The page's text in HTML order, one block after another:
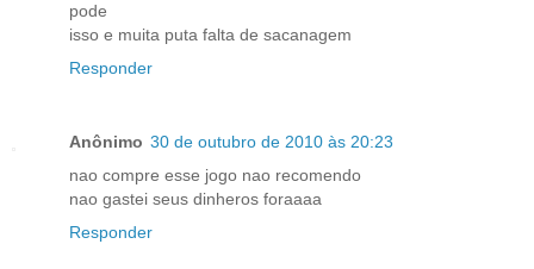
pode
isso e muita puta falta de sacanagem
Responder
Anônimo 30 de outubro de 2010 às 20:23
nao compre esse jogo nao recomendo
nao gastei seus dinheros foraaaa
Responder